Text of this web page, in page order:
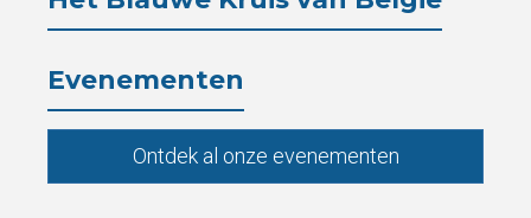
Evenementen
Ontdek al onze evenementen